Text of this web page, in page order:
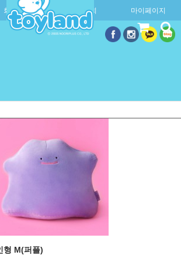
회원가입 주문조회 마이페이지
형 M(퍼플)